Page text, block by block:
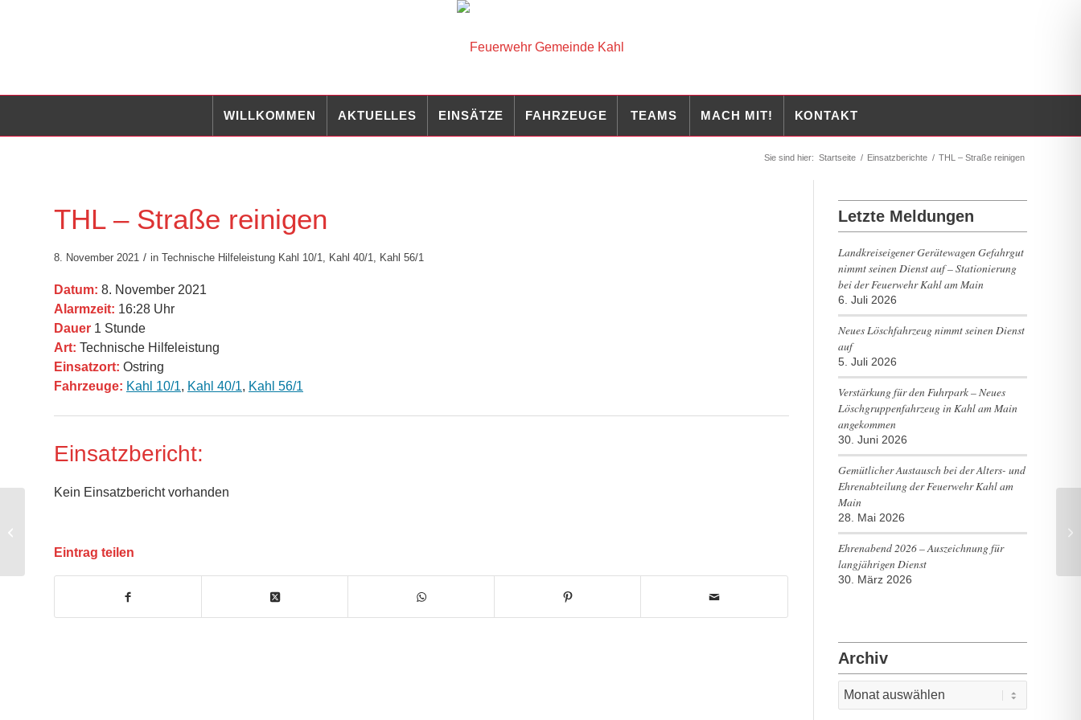
WILLKOMMEN AKTUELLES EINSÄTZE FAHRZEUGE TEAMS MACH MIT! KONTAKT
Sie sind hier: Startseite / Einsatzberichte / THL – Straße reinigen
THL – Straße reinigen
8. November 2021 / in Technische Hilfeleistung Kahl 10/1, Kahl 40/1, Kahl 56/1
Datum: 8. November 2021
Alarmzeit: 16:28 Uhr
Dauer 1 Stunde
Art: Technische Hilfeleistung
Einsatzort: Ostring
Fahrzeuge: Kahl 10/1, Kahl 40/1, Kahl 56/1
Einsatzbericht:
Kein Einsatzbericht vorhanden
Eintrag teilen
Letzte Meldungen
Landkreiseigener Gerätewagen Gefahrgut
nimmt seinen Dienst auf – Stationierung
bei der Feuerwehr Kahl am Main
6. Juli 2026
Neues Löschfahrzeug nimmt seinen Dienst
auf
5. Juli 2026
Verstärkung für den Fuhrpark – Neues
Löschgruppenfahrzeug in Kahl am Main
angekommen
30. Juni 2026
Gemütlicher Austausch bei der Alters- und
Ehrenabteilung der Feuerwehr Kahl am
Main
28. Mai 2026
Ehrenabend 2026 – Auszeichnung für
langjährigen Dienst
30. März 2026
Archiv